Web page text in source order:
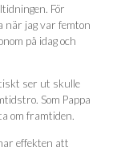
För
när jag var femton
på idag och
ser ut skulle
Som Pappa
om framtiden.
effekten att